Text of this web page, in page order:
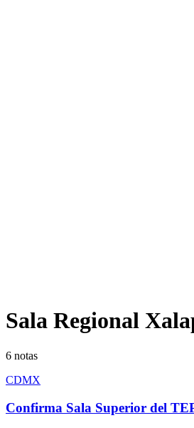
Sala Regional
6 notas
CDMX
Confirma Sala Superior del